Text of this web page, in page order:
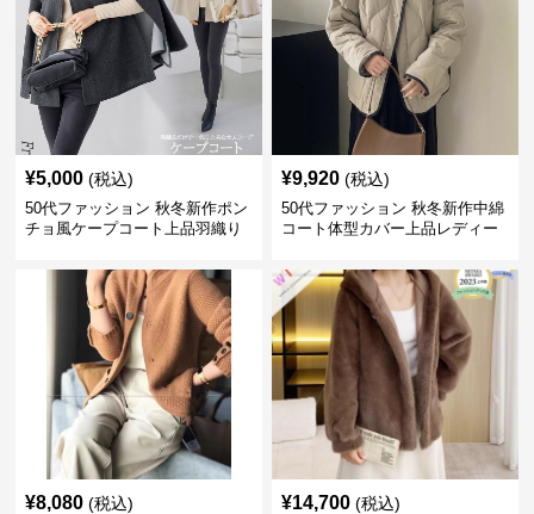
¥5,000 (税込)
50代ファッション 秋冬新作ポン
チョ風ケープコート上品羽織り
¥9,920 (税込)
50代ファッション 秋冬新作中綿
コート体型カバー上品レディー
¥8,080 (税込) ¥14,700 (税込)